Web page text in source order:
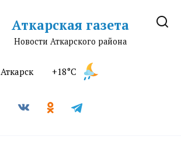
Аткарская газета
Новости Аткарского района
Аткарск +18°C